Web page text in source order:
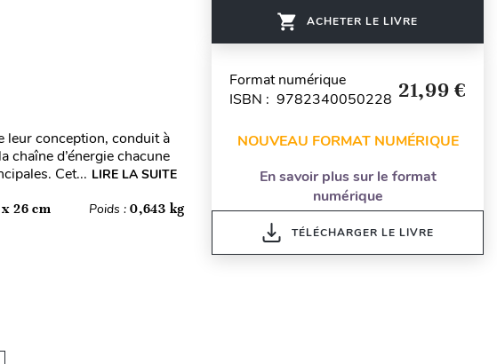
leur conception, conduit à
chaîne d’énergie chacune
Cet... LIRE LA SUITE
x 26 cm Poids :0,643 kg
ACHETER LE LIVRE
Format numérique
ISBN : 9782340050228 21,99 €
NOUVEAU FORMAT NUMÉRIQUE
En savoir plus sur le format
numérique
TÉLÉCHARGER LE LIVRE